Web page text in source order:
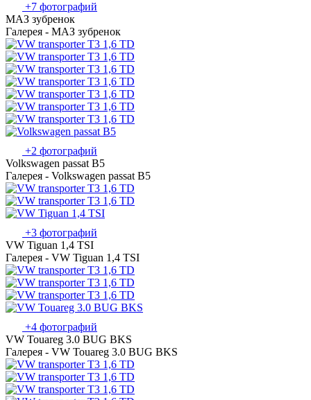
+7 фотографий
МАЗ зубренок
Галерея - МАЗ зубренок
+2 фотографий
Volkswagen passat B5
Галерея - Volkswagen passat B5
+3 фотографий
VW Tiguan 1,4 TSI
Галерея - VW Tiguan 1,4 TSI
+4 фотографий
VW Touareg 3.0 BUG BKS
Галерея - VW Touareg 3.0 BUG BKS